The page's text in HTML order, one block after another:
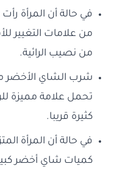
في حالة أن المرأة
من علامات التغيير
من نصيب الرائية.
شرب الشاي الأخضر
تحمل علامة مميزة
كثيرة قريبا.
في حالة أن المرأة
كميات شاي أخضر